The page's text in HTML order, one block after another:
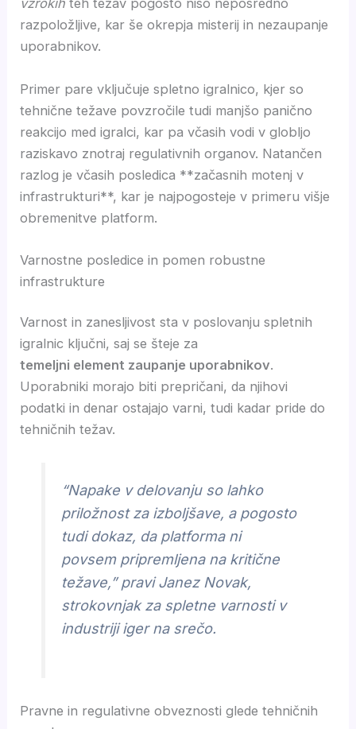
vzrokih teh težav pogosto niso neposredno
razpoložljive, kar še okrepja misterij in nezaupanje
uporabnikov.
Primer pare vključuje spletno igralnico, kjer so
tehnične težave povzročile tudi manjšo panično
reakcijo med igralci, kar pa včasih vodi v globljo
raziskavo znotraj regulativnih organov. Natančen
razlog je včasih posledica **začasnih motenj v
infrastrukturi**, kar je najpogosteje v primeru višje
obremenitve platform.
Varnostne posledice in pomen robustne
infrastrukture
Varnost in zanesljivost sta v poslovanju spletnih
igralnic ključni, saj se šteje za
temeljni element zaupanje uporabnikov.
Uporabniki morajo biti prepričani, da njihovi
podatki in denar ostajajo varni, tudi kadar pride do
tehničnih težav.
“Napake v delovanju so lahko
priložnost za izboljšave, a pogosto
tudi dokaz, da platforma ni
povsem pripremljena na kritične
težave,” pravi Janez Novak,
strokovnjak za spletne varnosti v
industriji iger na srečo.
Pravne in regulativne obveznosti glede tehničnih